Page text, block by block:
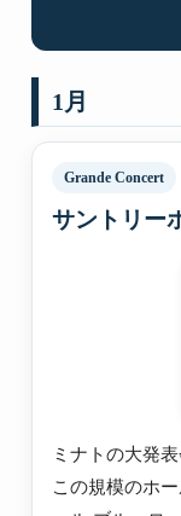
1月
Grande Concert
サントリー
ミナトの大発
この規模のホ